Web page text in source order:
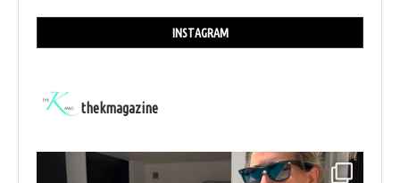
INSTAGRAM
thekmagazine